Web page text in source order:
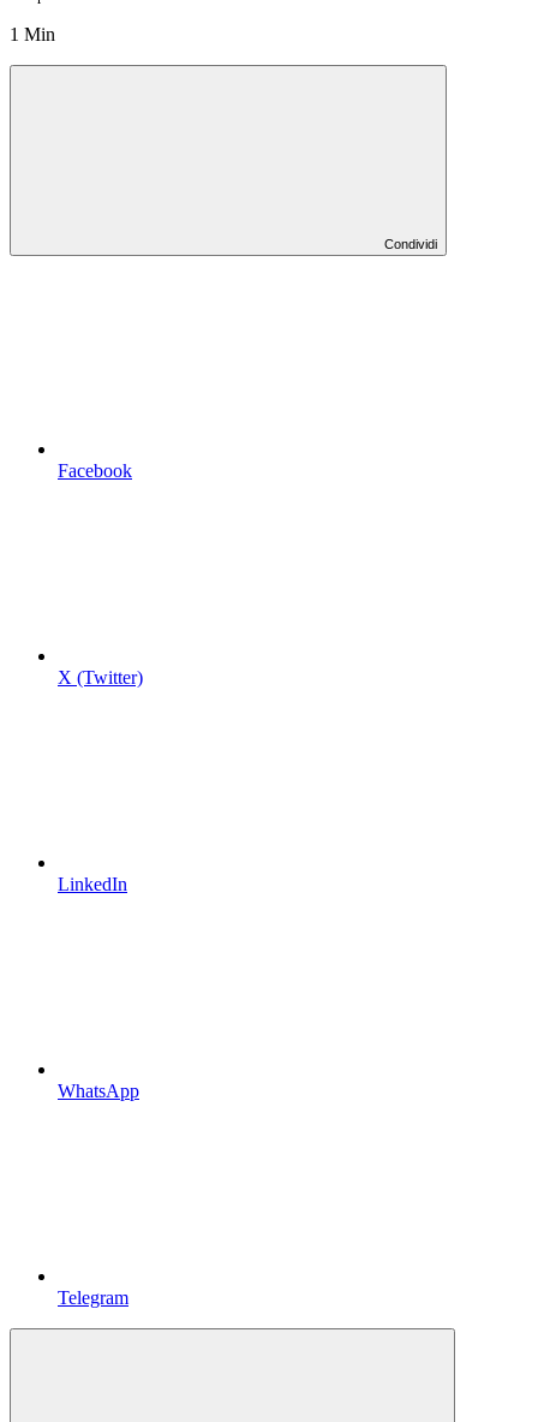
1 Min
Condividi
Facebook
X (Twitter)
LinkedIn
WhatsApp
Telegram